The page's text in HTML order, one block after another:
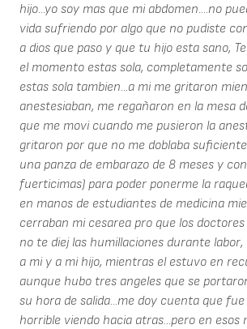
hijo...yo soy mas que mi abdomen....no
vida sufriendo por algo que no pudiste
a dios que paso y que tu hijo esta sano,
el momento estas sola, completamente
estas sola tambien...a mi me gritaron
anestesiaban, me regañaron en la mesa
que me movi cuando me pusieron la
gritaron por que no me doblaba
una panza de embarazo de 8 meses y
fuerticimas) para poder ponerme la
en manos de estudiantes de medicina
cerraban mi cesarea pro que los
no te diej las humillaciones durante
a mi y a mi hijo, mientras el estuvo en
aunque hubo tres angeles que se
su hora de salida...me doy cuenta que
horrible viendo hacia atras...pero en esos